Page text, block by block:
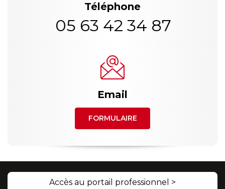
Téléphone
05 63 42 34 87
Email
FORMULAIRE
Accès au portail professionnel >